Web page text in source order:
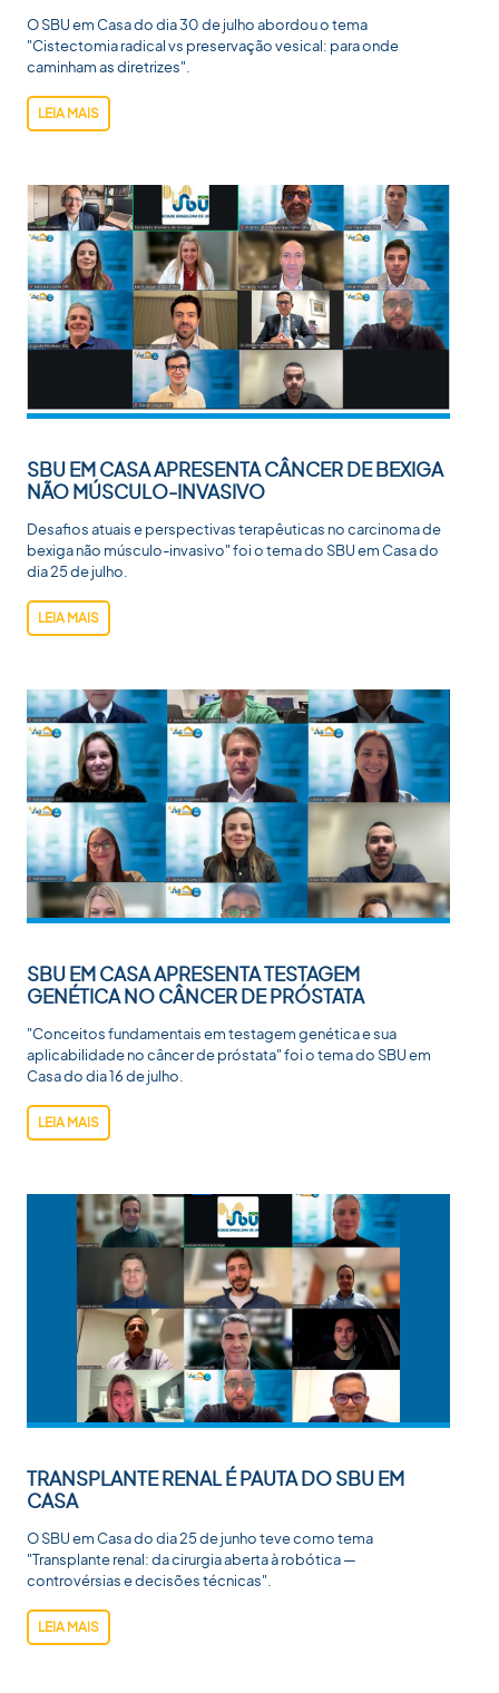
O SBU em Casa do dia 30 de julho abordou o tema
"Cistectomia radical vs preservação vesical: para onde
caminham as diretrizes".
LEIA MAIS
SBU EM CASA APRESENTA CÂNCER DE BEXIGA
NÃO MÚSCULO-INVASIVO
Desafios atuais e perspectivas terapêuticas no carcinoma de
bexiga não músculo-invasivo" foi o tema do SBU em Casa do
dia 25 de julho.
LEIA MAIS
SBU EM CASA APRESENTA TESTAGEM
GENÉTICA NO CÂNCER DE PRÓSTATA
"Conceitos fundamentais em testagem genética e sua
aplicabilidade no câncer de próstata" foi o tema do SBU em
Casa do dia 16 de julho.
LEIA MAIS
TRANSPLANTE RENAL É PAUTA DO SBU EM
CASA
O SBU em Casa do dia 25 de junho teve como tema
"Transplante renal: da cirurgia aberta à robótica —
controvérsias e decisões técnicas".
LEIA MAIS